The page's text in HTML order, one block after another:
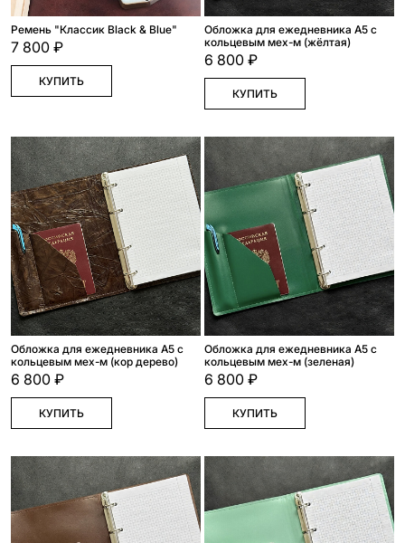
Ремень "Классик Black & Blue"
7 800 ₽
КУПИТЬ
Обложка для ежедневника А5 с
кольцевым мех-м (жёлтая)
6 800 ₽
КУПИТЬ
Обложка для ежедневника А5 с
кольцевым мех-м (кор дерево)
6 800 ₽
КУПИТЬ
Обложка для ежедневника А5 с
кольцевым мех-м (зеленая)
6 800 ₽
КУПИТЬ